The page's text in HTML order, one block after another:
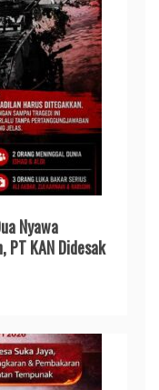
Nyawa
PT KAN Didesak